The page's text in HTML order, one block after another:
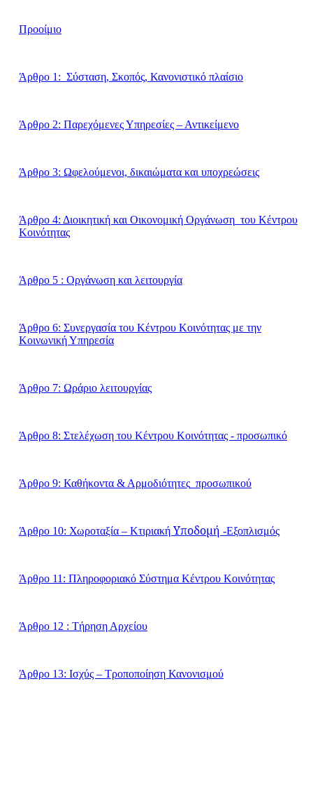
Προοίμιο
Άρθρο 1: Σύσταση, Σκοπός, Κανονιστικό πλαίσιο
Άρθρο 2: Παρεχόμενες Υπηρεσίες – Αντικείμενο
Άρθρο 3: Ωφελούμενοι, δικαιώματα και υποχρεώσεις
Άρθρο 4: Διοικητική και Οικονομική Οργάνωση του Κέντρου
Κοινότητας
Άρθρο 5 : Οργάνωση και λειτουργία
Άρθρο 6: Συνεργασία του Κέντρου Κοινότητας με την
Κοινωνική Υπηρεσία
Άρθρο 7: Ωράριο λειτουργίας
Άρθρο 8: Στελέχωση του Κέντρου Κοινότητας - προσωπικό
Άρθρο 9: Καθήκοντα & Αρμοδιότητες προσωπικού
Άρθρο 10: Χωροταξία – Κτιριακή Υποδομή -Εξοπλισμός
Άρθρο 11: Πληροφοριακό Σύστημα Κέντρου Κοινότητας
Άρθρο 12 : Τήρηση Αρχείου
Άρθρο 13: Ισχύς – Τροποποίηση Κανονισμού